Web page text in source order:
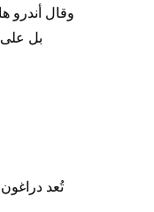
وقال أندرو
بل على